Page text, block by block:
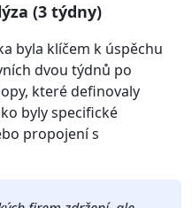
(3 týdny)
byla klíčem k úspěchu
dvou týdnů po
které definovaly
byly specifické
propojení s